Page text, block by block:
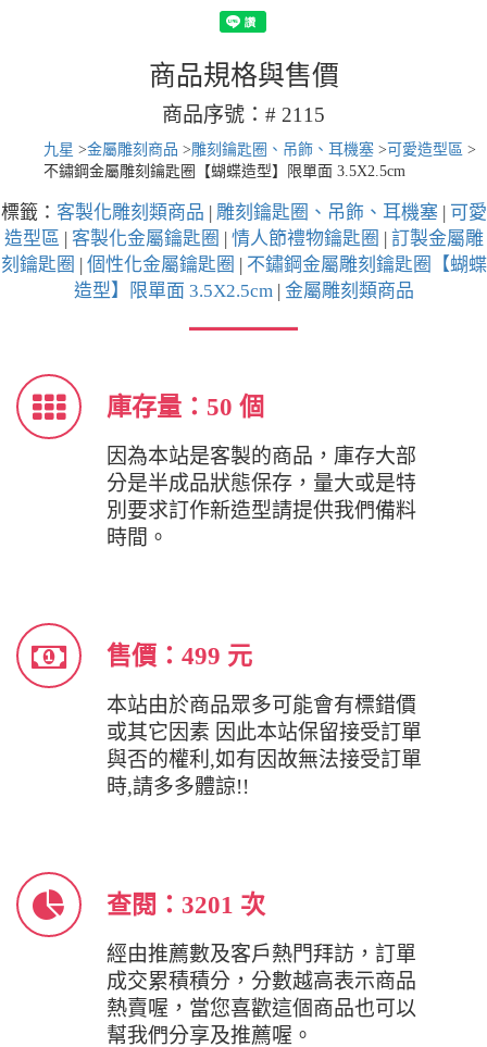
商品規格與售價
商品序號：# 2115
九星 >金屬雕刻商品 >雕刻鑰匙圈、吊飾、耳機塞 > 可愛造型區 >
不鏽鋼金屬雕刻鑰匙圈【蝴蝶造型】限單面 3.5X2.5cm
標籤： 客製化雕刻類商品 | 雕刻鑰匙圈、吊飾、耳機塞| 可愛
造型區 | 客製化金屬鑰匙圈 | 情人節禮物鑰匙圈 | 訂製金屬雕
刻鑰匙圈 | 個性化金屬鑰匙圈 | 不鏽鋼金屬雕刻鑰匙圈【蝴蝶
造型】限單面 3.5X2.5cm| 金屬雕刻類商品
庫存量：50 個
因為本站是客製的商品，庫存大部
分是半成品狀態保存，量大或是特
別要求訂作新造型請提供我們備料
時間。
售價：499 元
本站由於商品眾多可能會有標錯價
或其它因素 因此本站保留接受訂單
與否的權利,如有因故無法接受訂單
時,請多多體諒!!
查閱：3201 次
經由推薦數及客戶熱門拜訪，訂單
成交累積積分，分數越高表示商品
熱賣喔，當您喜歡這個商品也可以
幫我們分享及推薦喔。